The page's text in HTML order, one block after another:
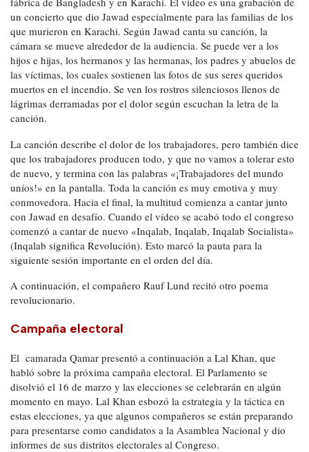
un concierto que dio Jawad especialmente para las familias de los
que murieron en Karachi. Según Jawad canta su canción, la
cámara se mueve alrededor de la audiencia. Se puede ver a los
hijos e hijas, los hermanos y las hermanas, los padres y abuelos de
las víctimas, los cuales sostienen las fotos de sus seres queridos
muertos en el incendio. Se ven los rostros silenciosos llenos de
lágrimas derramadas por el dolor según escuchan la letra de la
canción.
La canción describe el dolor de los trabajadores, pero también dice
que los trabajadores producen todo, y que no vamos a tolerar esto
de nuevo, y termina con las palabras «¡Trabajadores del mundo
uníos!» en la pantalla. Toda la canción es muy emotiva y muy
conmovedora. Hacia el final, la multitud comienza a cantar junto
con Jawad en desafío. Cuando el vídeo se acabó todo el congreso
comenzó a cantar de nuevo «Inqalab, Inqalab, Inqalab Socialista»
(Inqalab significa Revolución). Esto marcó la pauta para la
siguiente sesión importante en el orden del día.
A continuación, el compañero Rauf Lund recitó otro poema
revolucionario.
Campaña electoral
El camarada Qamar presentó a continuación a Lal Khan, que
habló sobre la próxima campaña electoral. El Parlamento se
disolvió el 16 de marzo y las elecciones se celebrarán en algún
momento en mayo. Lal Khan esbozó la estrategia y la táctica en
estas elecciones, ya que algunos compañeros se están preparando
para presentarse como candidatos a la Asamblea Nacional y dio
informes de sus distritos electorales al Congreso.